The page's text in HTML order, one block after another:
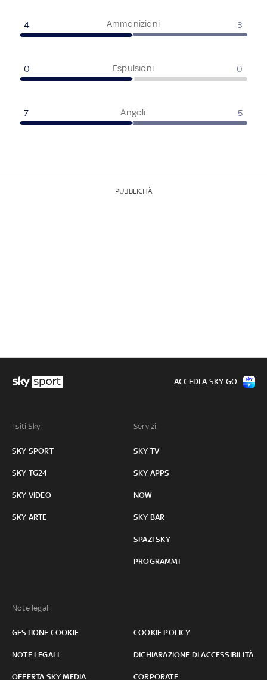
Ammonizioni
4 3
Espulsioni
0 0
Angoli
7 5
PUBBLICITÀ
I siti Sky:
SKY SPORT
SKY TG24
SKY VIDEO
SKY ARTE
Servizi:
SKY TV
SKY APPS
NOW
SKY BAR
SPAZI SKY
PROGRAMMI
Note legali:
GESTIONE COOKIE COOKIE POLICY
NOTE LEGALI DICHIARAZIONE DI ACCESSIBILITÀ
OFFERTA SKY MEDIA CORPORATE
ACCEDI A SKY GO